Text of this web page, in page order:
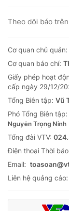
Theo dõi báo trên
Cơ quan chủ quản:
Cơ quan báo chí:
Giấy phép hoạt
cấp ngày 29/12/
Tổng Biên tập: Vũ
Phó Tổng Biên tập:
Nguyễn Trọng Ninh
Tổng đài VTV:
Ðiện thoại Thời báo
Email:
Liên hệ quảng cáo: